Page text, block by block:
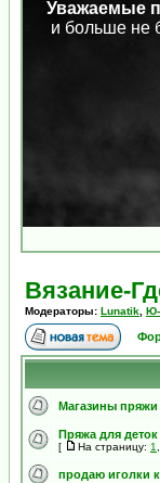
Уважаемые
и больше не
Вязание-
Модераторы: Lunatik Ю-
Магазины
Пряжа для деток
[ На страницу: 1
продаю иголки